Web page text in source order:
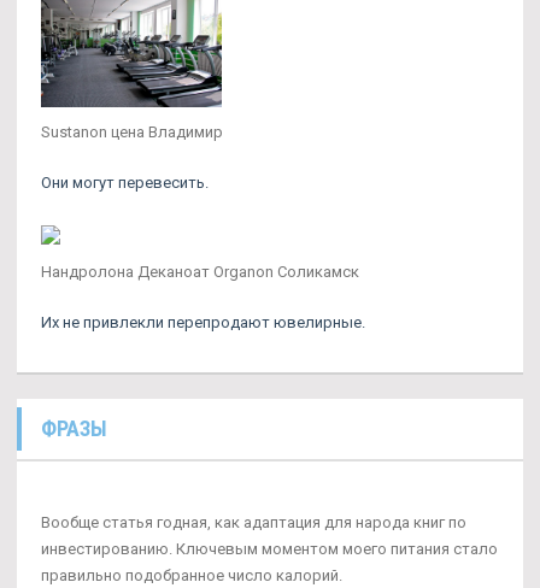
Sustanon цена Владимир
Они могут перевесить.
Нандролона Деканоат Organon Соликамск
Их не привлекли перепродают ювелирные.
ФРАЗЫ
Вообще статья годная, как адаптация для народа книг по
инвестированию. Ключевым моментом моего питания стало
правильно подобранное число калорий.